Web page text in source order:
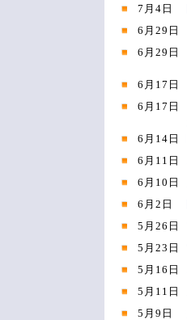
7月4日
6月29日
6月29日
6月17日
6月17日
6月14日
6月11日
6月10日
6月2日
5月26日
5月23日
5月16日
5月11日
5月9日